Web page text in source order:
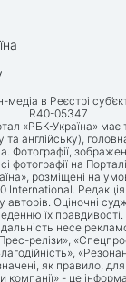
медіа в Реєстрі
R40-05347
«РБК-Україна»
та англійську),
. Фотографії,
фотографії на
розміщені на
International.
авторів. Оціночні
їх правдивості.
несе
релізи»,
як правило, для
компанії» - це